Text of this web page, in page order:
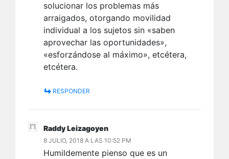
solucionar los problemas más
arraigados, otorgando movilidad
individual a los sujetos sin «saben
aprovechar las oportunidades»,
«esforzándose al máximo», etcétera,
etcétera.
RESPONDER
Raddy Leizagoyen
8 JULIO, 2018 A LAS 10:52 PM
Humildemente pienso que es un